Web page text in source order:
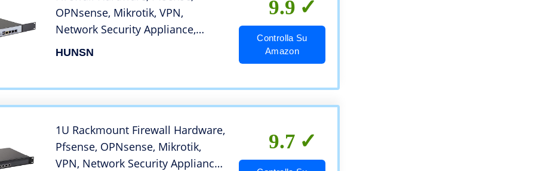
OPNsense, Mikrotik, VPN,
Network Security Appliance,
Router PC, Intel Atom N2600,
HUNSN
9.9
Controlla Su
Amazon
1U Rackmount Firewall Hardware,
Pfsense, OPNsense, Mikrotik,
VPN, Network Security Appliance,
9.7